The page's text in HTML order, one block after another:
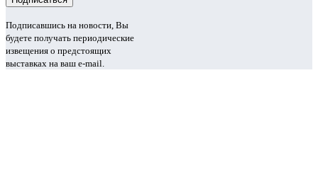
Подписавшись на новости, Вы
будете получать периодические
извещения о предстоящих
выставках на ваш e-mail.